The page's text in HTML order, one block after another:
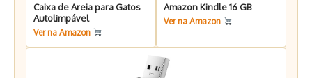
Caixa de Areia para Gatos
Autolimpável
Ver na Amazon
Amazon Kindle 16 GB
Ver na Amazon